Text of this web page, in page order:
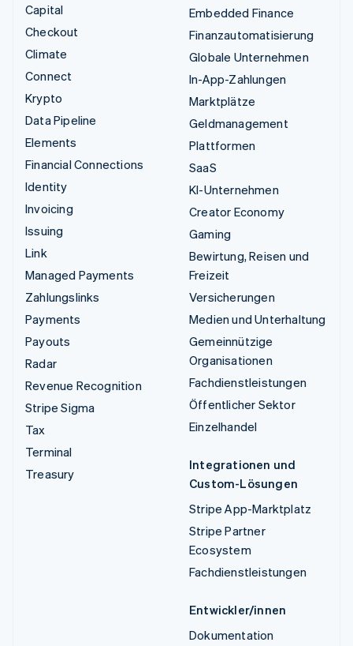
Capital
Checkout
Climate
Connect
Krypto
Data Pipeline
Elements
Financial Connections
Identity
Invoicing
Issuing
Link
Managed Payments
Zahlungslinks
Payments
Payouts
Radar
Revenue Recognition
Stripe Sigma
Tax
Terminal
Treasury
Embedded Finance
Finanzautomatisierung
Globale Unternehmen
In-App-Zahlungen
Marktplätze
Geldmanagement
Plattformen
SaaS
KI-Unternehmen
Creator Economy
Gaming
Bewirtung, Reisen und
Freizeit
Versicherungen
Medien und Unterhaltung
Gemeinnützige
Organisationen
Fachdienstleistungen
Öffentlicher Sektor
Einzelhandel
Integrationen und
Custom-Lösungen
Stripe App-Marktplatz
Stripe Partner
Ecosystem
Fachdienstleistungen
Entwickler/innen
Dokumentation